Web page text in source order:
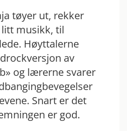
tøyer ut, rekker
litt musikk, til
Høyttalerne
av
og lærerne svarer
Snart er det
er god.